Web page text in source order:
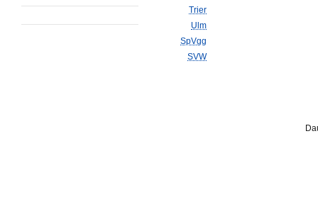
Trier
Ulm
SpVgg
SVW